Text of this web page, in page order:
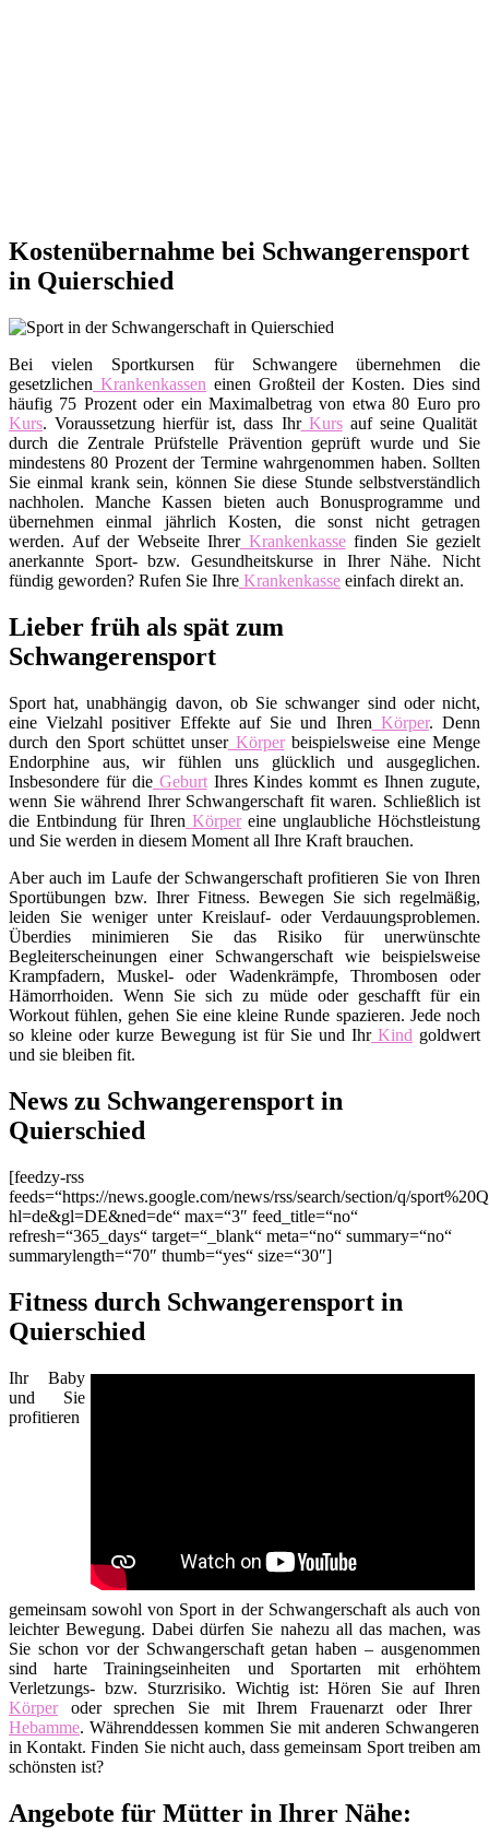
Kostenübernahme bei Schwangerensport
in Quierschied
Bei vielen Sportkursen für Schwangere übernehmen die
gesetzlichen Krankenkassen einen Großteil der Kosten. Dies sind
häufig 75 Prozent oder ein Maximalbetrag von etwa 80 Euro pro
Kurs. Voraussetzung hierfür ist, dass IhrKursauf seine Qualität
durch die Zentrale Prüfstelle Prävention geprüft wurde und Sie
mindestens 80 Prozent der Termine wahrgenommen haben. Sollten
Sie einmal krank sein, können Sie diese Stunde selbstverständlich
nachholen. Manche Kassen bieten auch Bonusprogramme und
übernehmen einmal jährlich Kosten, die sonst nicht getragen
werden. Auf der Webseite IhrerKrankenkassefinden Sie gezielt
anerkannte Sport- bzw. Gesundheitskurse in Ihrer Nähe. Nicht
fündig geworden? Rufen Sie Ihre Krankenkasse einfach direkt an.
Lieber früh als spät zum
Schwangerensport
Sport hat, unabhängig davon, ob Sie schwanger sind oder nicht,
eine Vielzahl positiver Effekte auf Sie und Ihren Körper. Denn
durch den Sport schüttet unserKörperbeispielsweise eine Menge
Endorphine aus, wir fühlen uns glücklich und ausgeglichen.
Insbesondere für dieGeburtIhres Kindes kommt es Ihnen zugute,
wenn Sie während Ihrer Schwangerschaft fit waren. Schließlich ist
die Entbindung für Ihren Körpereine unglaubliche Höchstleistung
und Sie werden in diesem Moment all Ihre Kraft brauchen.
Aber auch im Laufe der Schwangerschaft profitieren Sie von Ihren
Sportübungen bzw. Ihrer Fitness. Bewegen Sie sich regelmäßig,
leiden Sie weniger unter Kreislauf- oder Verdauungsproblemen.
Überdies minimieren Sie das Risiko für unerwünschte
Begleiterscheinungen einer Schwangerschaft wie beispielsweise
Krampfadern, Muskel- oder Wadenkrämpfe, Thrombosen oder
Hämorrhoiden. Wenn Sie sich zu müde oder geschafft für ein
Workout fühlen, gehen Sie eine kleine Runde spazieren. Jede noch
so kleine oder kurze Bewegung ist für Sie und IhrKind goldwert
und sie bleiben fit.
News zu Schwangerensport in
Quierschied
[feedzy-rss
feeds=“https://news.google.com/news/rss/search/section/q/
hl=de&gl=DE&ned=de“ max=“3″ feed_title=“no“
refresh=“365_days“ target=“_blank“ meta=“no“ summary=“no“
summarylength=“70″ thumb=“yes“ size=“30″]
Fitness durch Schwangerensport in
Quierschied
Ihr Baby
und Sie
profitieren
gemeinsam sowohl von Sport in der Schwangerschaft als auch von
leichter Bewegung. Dabei dürfen Sie nahezu all das machen, was
Sie schon vor der Schwangerschaft getan haben – ausgenommen
sind harte Trainingseinheiten und Sportarten mit erhöhtem
Verletzungs- bzw. Sturzrisiko. Wichtig ist: Hören Sie auf Ihren
Körperoder sprechen Sie mit Ihrem Frauenarzt oder Ihrer
Hebamme. Währenddessen kommen Sie mit anderen Schwangeren
in Kontakt. Finden Sie nicht auch, dass gemeinsam Sport treiben am
schönsten ist?
Angebote für Mütter in Ihrer Nähe: